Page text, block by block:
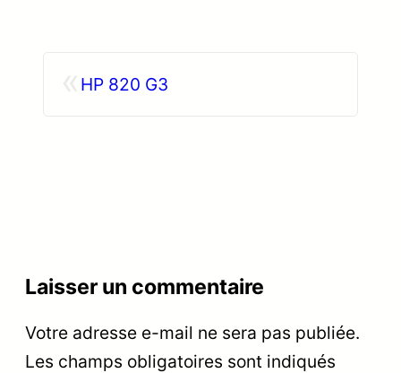
HP 820 G3
Laisser un commentaire
Votre adresse e-mail ne sera pas publiée.
Les champs obligatoires sont indiqués